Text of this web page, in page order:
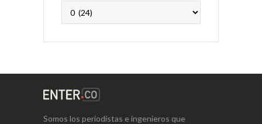
Somos los periodistas e ingenieros que